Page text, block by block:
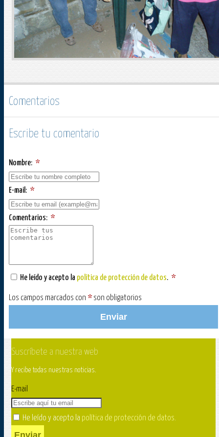
Comentarios
Escribe tu comentario
Nombre: *
E-mail: *
Comentarios: *
He leído y acepto la política de protección de datos. *
Los campos marcados con * son obligatorios
Enviar
Suscríbete a nuestra web
Y recibe todas nuestras noticias.
E-mail
He leído y acepto la política de protección de datos.